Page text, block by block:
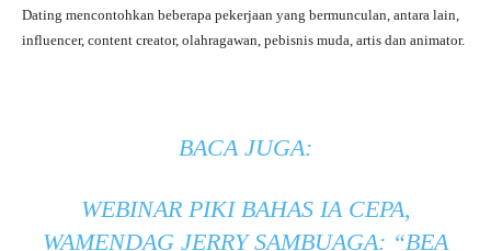
Dating mencontohkan beberapa pekerjaan yang bermunculan, antara lain,
influencer, content creator, olahragawan, pebisnis muda, artis dan animator.
BACA JUGA:
WEBINAR PIKI BAHAS IA CEPA,
WAMENDAG JERRY SAMBUAGA: “BEA